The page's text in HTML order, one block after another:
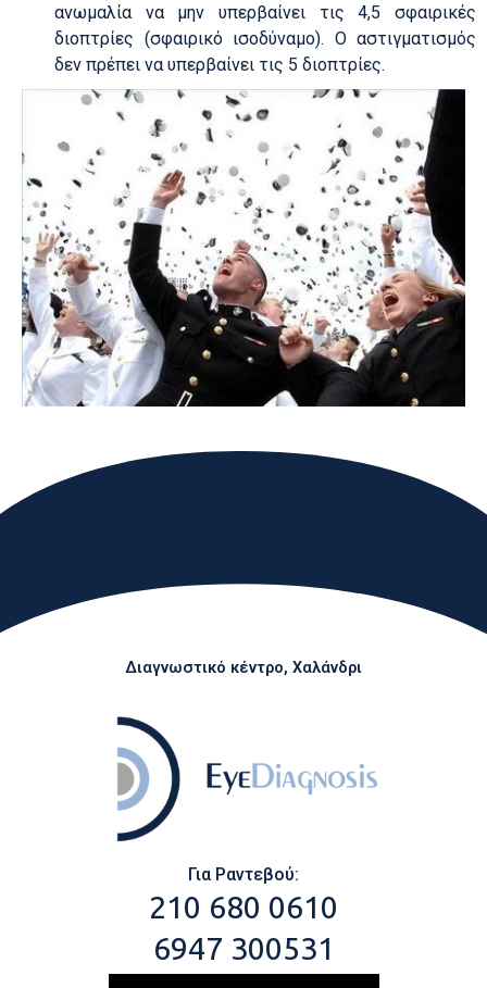
ανωμαλία να μην υπερβαίνει τις 4,5 σφαιρικές
διοπτρίες (σφαιρικό ισοδύναμο). Ο αστιγματισμός
δεν πρέπει να υπερβαίνει τις 5 διοπτρίες.
Διαγνωστικό κέντρο, Χαλάνδρι
Για Ραντεβού:
210 680 0610
6947 300531